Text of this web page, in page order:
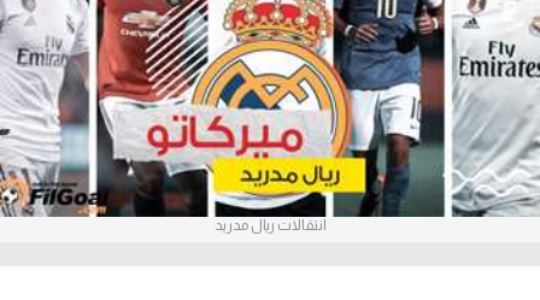
آراء حرة
ركن الألعاب
بطولات
أمريكا 2026
انتقالات ريال مدريد